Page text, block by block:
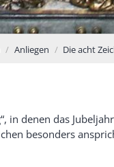
Anliegen Die acht
in denen das
besonders